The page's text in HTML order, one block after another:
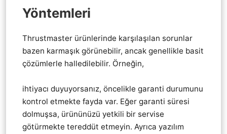
Yöntemleri
Thrustmaster ürünlerinde karşılaşılan sorunlar
bazen karmaşık görünebilir, ancak genellikle basit
çözümlerle halledilebilir. Örneğin,
ihtiyacı duyuyorsanız, öncelikle garanti durumunu
kontrol etmekte fayda var. Eğer garanti süresi
dolmuşsa, ürününüzü yetkili bir servise
götürmekte tereddüt etmeyin. Ayrıca yazılım